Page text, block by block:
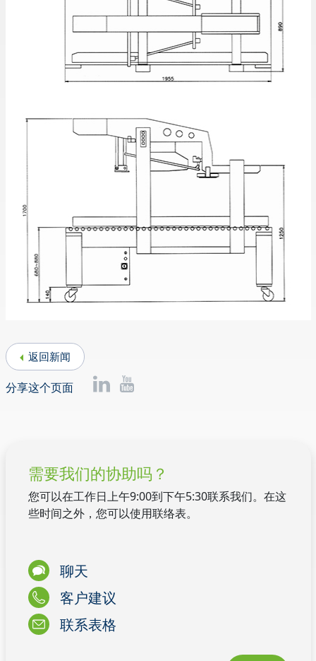
返回新闻
分享这个页面
需要我们的协助吗？
您可以在工作日上午9:00到下午5:30联系我们。在这
些时间之外，您可以使用联络表。
聊天
客户建议
联系表格